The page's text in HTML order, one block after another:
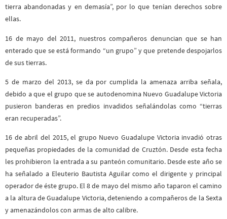
tierra abandonadas y en demasía”, por lo que tenían derechos sobre
ellas.
16 de mayo del 2011, nuestros compañeros denuncian que se han
enterado que se está formando “un grupo” y que pretende despojarlos
de sus tierras.
5 de marzo del 2013, se da por cumplida la amenaza arriba señala,
debido a que el grupo que se autodenomina Nuevo Guadalupe Victoria
pusieron banderas en predios invadidos señalándolas como “tierras
eran recuperadas”.
16 de abril del 2015, el grupo Nuevo Guadalupe Victoria invadió otras
pequeñas propiedades de la comunidad de Cruztón. Desde esta fecha
les prohibieron la entrada a su panteón comunitario. Desde este año se
ha señalado a Eleuterio Bautista Aguilar como el dirigente y principal
operador de éste grupo. El 8 de mayo del mismo año taparon el camino
a la altura de Guadalupe Victoria, deteniendo a compañeros de la Sexta
y amenazándolos con armas de alto calibre.